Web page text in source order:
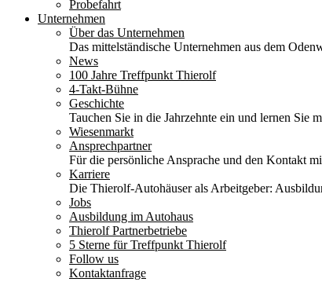
Probefahrt
Unternehmen
Über das Unternehmen
Das mittelständische Unternehmen aus dem
News
100 Jahre Treffpunkt Thierolf
4-Takt-Bühne
Geschichte
Tauchen Sie in die Jahrzehnte ein und lernen Sie
Wiesenmarkt
Ansprechpartner
Für die persönliche Ansprache und den Kontakt
Karriere
Die Thierolf-Autohäuser als Arbeitgeber:
Jobs
Ausbildung im Autohaus
Thierolf Partnerbetriebe
5 Sterne für Treffpunkt Thierolf
Follow us
Kontaktanfrage